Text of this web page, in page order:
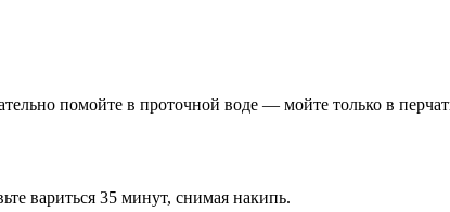
помойте в проточной воде — мойте только в
вариться 35 минут, снимая накипь.